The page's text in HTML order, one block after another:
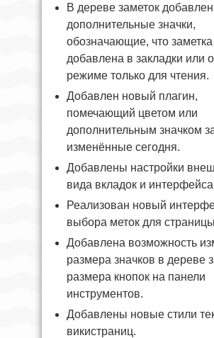
В дереве заметок
дополнительные значки,
обозначающие, что заметка
добавлена в закладки или
режиме только для чтения.
Добавлен новый плагин,
помечающий цветом или
дополнительным значком
изменённые сегодня.
Добавлены настройки
вида вкладок и
Реализован новый
выбора меток для
Добавлена возможность
размера значков в дереве
размера кнопок на панели
инструментов.
Добавлены новые стили
викистраниц.